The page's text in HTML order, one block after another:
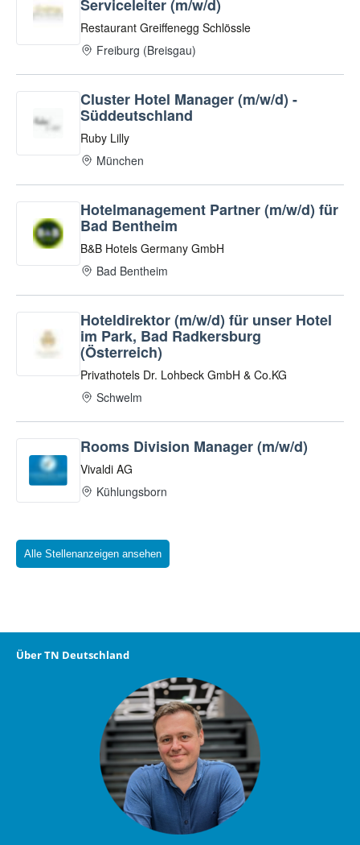
Alle Stellenanzeigen ansehen
Über TN Deutschland